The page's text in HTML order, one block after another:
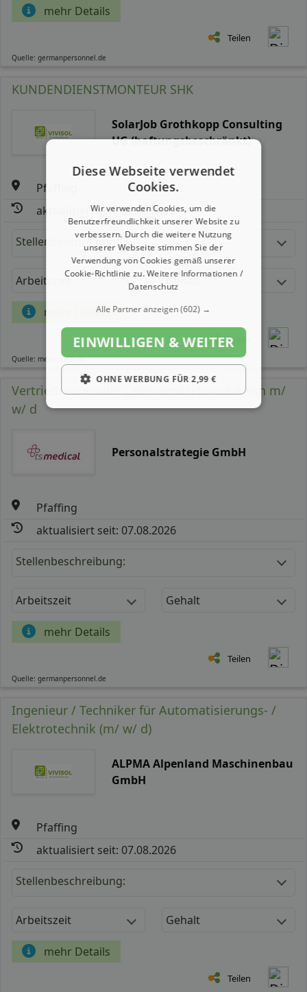
mehr Details
Teilen
Quelle: germanpersonnel.de
KUNDENDIENSTMONTEUR SHK
SolarJob Grothkopp Consulting
UG (haftungsbeschränkt)
Pfaffing
aktualisiert seit: 07.08.2026
Stellenbeschreibung:
Arbeitszeit Gehalt
mehr Details
Teilen
Quelle: meinestadt.de
Vertriebscontroller Lebensmittelproduktion m/
w/ d
Personalstrategie GmbH
Pfaffing
aktualisiert seit: 07.08.2026
Stellenbeschreibung:
Arbeitszeit Gehalt
mehr Details
Teilen
Quelle: germanpersonnel.de
Ingenieur / Techniker für Automatisierungs- /
Elektrotechnik (m/ w/ d)
ALPMA Alpenland Maschinenbau
GmbH
Pfaffing
aktualisiert seit: 07.08.2026
Stellenbeschreibung:
Arbeitszeit Gehalt
mehr Details
Teilen
Diese Webseite verwendet
Cookies.
Wir verwenden Cookies, um die
Benutzerfreundlichkeit unserer Website zu
verbessern. Durch die weitere Nutzung
unserer Webseite stimmen Sie der
Verwendung von Cookies gemäß unserer
Cookie-Richtlinie zu.Weitere Informationen /
Datenschutz
Alle Partner anzeigen(602) →
EINWILLIGEN & WEITER
OHNE WERBUNG FÜR 2,99 €